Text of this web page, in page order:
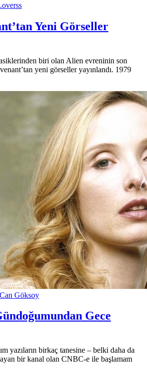
Yeni Görseller
biri olan Alien evreninin son
yeni görseller yayınlandı. 1979
Göksoy
Gece
yazıların birkaç tanesine – belki daha da
bir kanal olan CNBC-e ile başlamam